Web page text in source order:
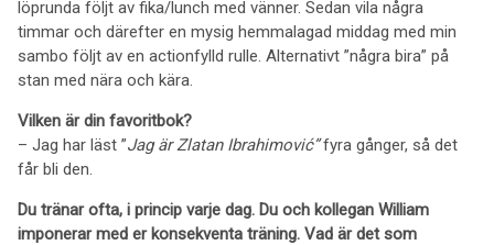
löprunda följt av fika/lunch med vänner. Sedan vila några
timmar och därefter en mysig hemmalagad middag med min
sambo följt av en actionfylld rulle. Alternativt ”några bira” på
stan med nära och kära.
Vilken är din favoritbok?
– Jag har läst ”Jag är Zlatan Ibrahimović”fyra gånger, så det
får bli den.
Du tränar ofta, i princip varje dag. Du och kollegan William
imponerar med er konsekventa träning. Vad är det som